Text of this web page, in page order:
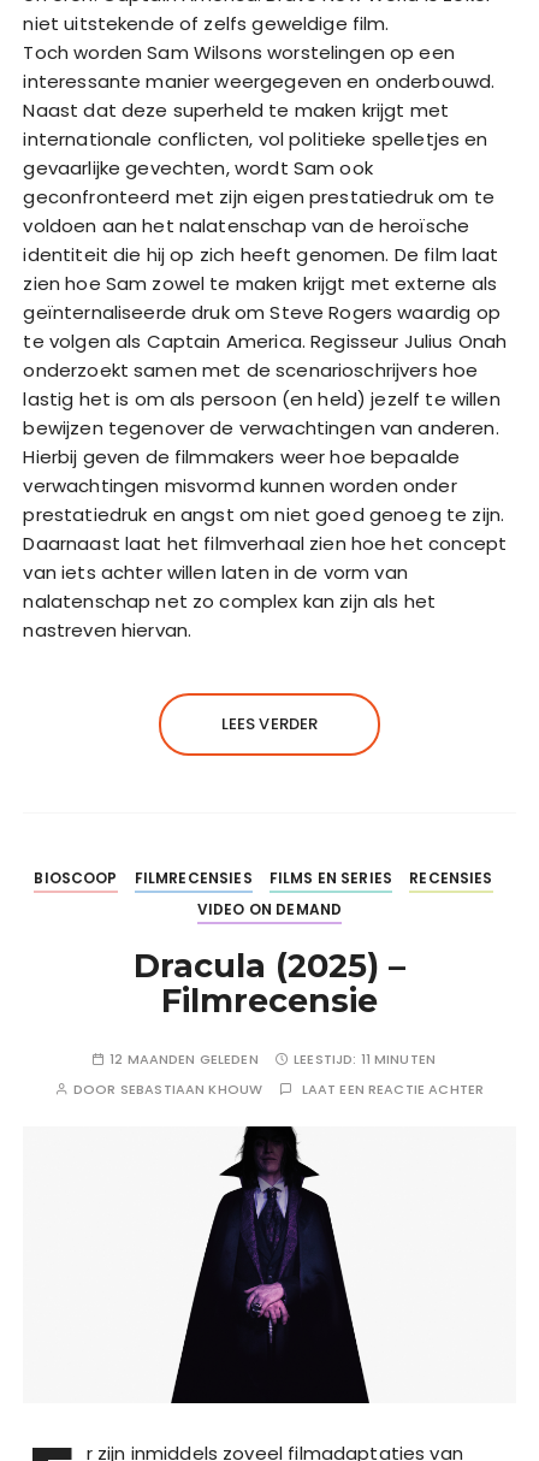
niet uitstekende of zelfs geweldige film.
Toch worden Sam Wilsons worstelingen op een
interessante manier weergegeven en onderbouwd.
Naast dat deze superheld te maken krijgt met
internationale conflicten, vol politieke spelletjes en
gevaarlijke gevechten, wordt Sam ook
geconfronteerd met zijn eigen prestatiedruk om te
voldoen aan het nalatenschap van de heroïsche
identiteit die hij op zich heeft genomen. De film laat
zien hoe Sam zowel te maken krijgt met externe als
geïnternaliseerde druk om Steve Rogers waardig op
te volgen als Captain America. Regisseur Julius Onah
onderzoekt samen met de scenarioschrijvers hoe
lastig het is om als persoon (en held) jezelf te willen
bewijzen tegenover de verwachtingen van anderen.
Hierbij geven de filmmakers weer hoe bepaalde
verwachtingen misvormd kunnen worden onder
prestatiedruk en angst om niet goed genoeg te zijn.
Daarnaast laat het filmverhaal zien hoe het concept
van iets achter willen laten in de vorm van
nalatenschap net zo complex kan zijn als het
nastreven hiervan.
LEES VERDER
BIOSCOOP FILMRECENSIES FILMS EN SERIES
RECENSIES
VIDEO ON DEMAND
Dracula (2025) –
Filmrecensie
12 MAANDEN GELEDEN LEESTIJD: 11 MINUTEN
DOOR SEBASTIAAN KHOUW LAAT EEN REACTIE ACHTER
r zijn inmiddels zoveel filmadaptaties van